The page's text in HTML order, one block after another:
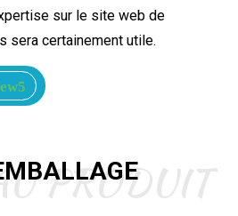
sur le site web de
sera certainement utile.
PRODUIT